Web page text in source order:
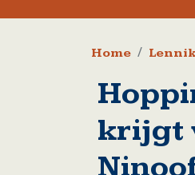
Home Lennik
krijgt